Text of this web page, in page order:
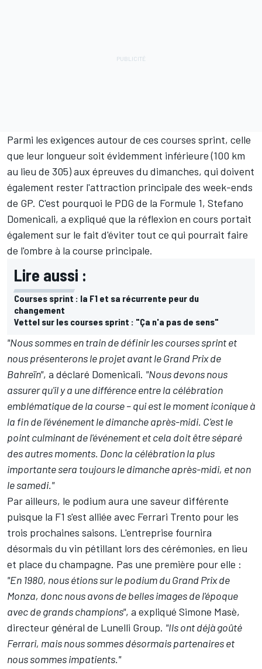
Parmi les exigences autour de ces courses sprint, celle
que leur longueur soit évidemment inférieure (100 km
au lieu de 305) aux épreuves du dimanches, qui doivent
également rester l'attraction principale des week-ends
de GP. C'est pourquoi le PDG de la Formule 1, Stefano
Domenicali, a expliqué que la réflexion en cours portait
également sur le fait d'éviter tout ce qui pourrait faire
de l'ombre à la course principale.
Lire aussi :
Courses sprint : la F1 et sa récurrente peur du
changement
Vettel sur les courses sprint : "Ça n'a pas de sens"
"Nous sommes en train de définir les courses sprint et
nous présenterons le projet avant le Grand Prix de
Bahreïn", a déclaré Domenicali. "Nous devons nous
assurer qu'il y a une différence entre la célébration
emblématique de la course – qui est le moment iconique à
la fin de l'événement le dimanche après-midi. C'est le
point culminant de l'événement et cela doit être séparé
des autres moments. Donc la célébration la plus
importante sera toujours le dimanche après-midi, et non
le samedi."
Par ailleurs, le podium aura une saveur différente
puisque la F1 s'est alliée avec Ferrari Trento pour les
trois prochaines saisons. L'entreprise fournira
désormais du vin pétillant lors des cérémonies, en lieu
et place du champagne. Pas une première pour elle :
"En 1980, nous étions sur le podium du Grand Prix de
Monza, donc nous avons de belles images de l'époque
avec de grands champions", a expliqué Simone Masè,
directeur général de Lunelli Group. "Ils ont déjà goûté
Ferrari, mais nous sommes désormais partenaires et
nous sommes impatients."